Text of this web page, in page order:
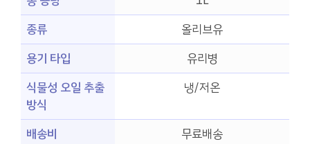
종류
올리브유
용기 타입
유리병
식물성 오일 추출
방식
냉/저온
배송비 무료배송